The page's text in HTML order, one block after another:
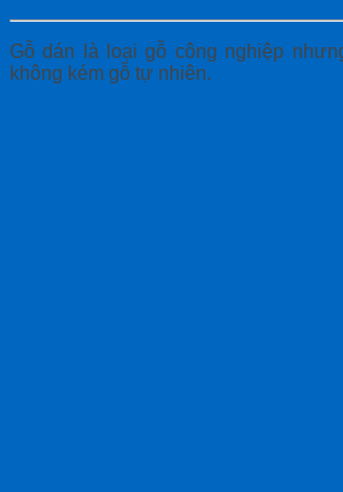
Gỗ dán là loại gỗ công nghiệp
không kém gỗ tự nhiên.